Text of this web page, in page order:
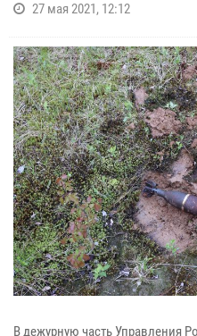
27 мая 2021, 12:12
В дежурную часть Управления